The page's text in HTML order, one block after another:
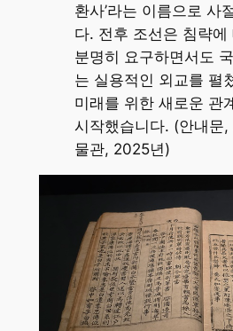
환사’라는 이름으로 사
다. 전후 조선은 침략에
분명히 요구하면서도
는 실용적인 외교를 펼
미래를 위한 새로운 관
시작했습니다. (안내문,
물관, 2025년)